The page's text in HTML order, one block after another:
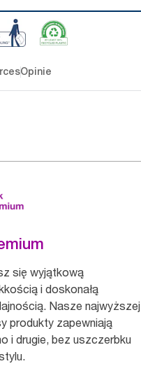
Opinie
się wyjątkową
i doskonałą
Nasze najwyższej
produkty zapewniają
i drugie, bez uszczerbku